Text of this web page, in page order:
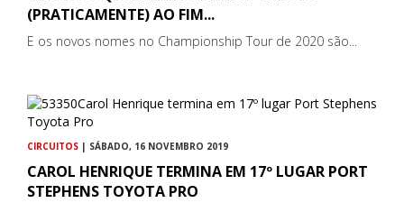
(PRATICAMENTE) AO FIM...
E os novos nomes no Championship Tour de 2020 são...
CIRCUITOS | SÁBADO, 16 NOVEMBRO 2019
CAROL HENRIQUE TERMINA EM 17º LUGAR PORT
STEPHENS TOYOTA PRO